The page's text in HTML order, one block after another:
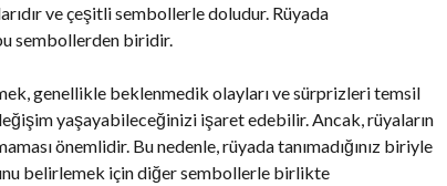
ve çeşitli sembollerle doludur. Rüyada
sembollerden biridir.
genellikle beklenmedik olayları ve sürprizleri temsil
yaşayabileceğinizi işaret edebilir. Ancak, rüyaların
önemlidir. Bu nedenle, rüyada tanımadığınız biriyle
belirlemek için diğer sembollerle birlikte